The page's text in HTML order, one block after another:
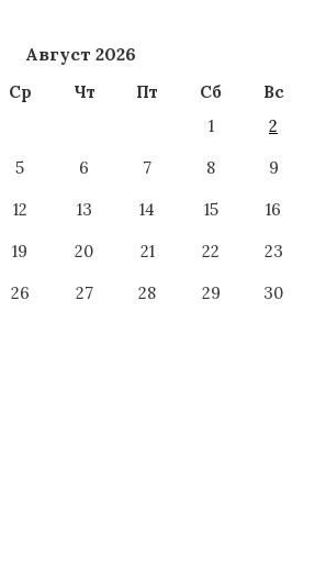
Август 2026
Ср Чт Пт Сб
Вс
1
2
5 6 7 8
9
12 13 14 15
16
19 20 21 22
23
26 27 28 29
30